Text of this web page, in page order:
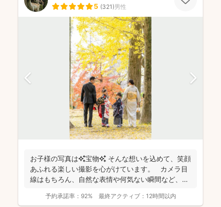
5 (321)男性
お子様の写真は✨宝物✨ そんな想いを込めて、笑顔
あふれる楽しい撮影を心がけています。 カメラ目
線はもちろん、自然な表情や何気ない瞬間など、ご
予約承諾率： 92% 最終アクティブ： 12時間以内